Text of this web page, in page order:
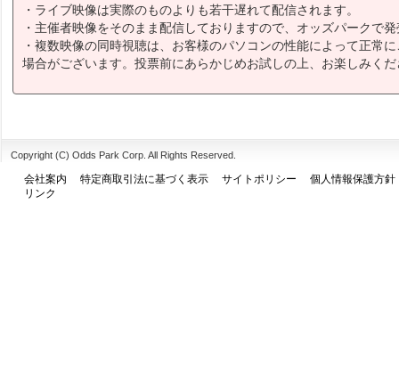
・ライブ映像は実際のものよりも若干遅れて配信されます。
・主催者映像をそのまま配信しておりますので、オッズパークで
・複数映像の同時視聴は、お客様のパソコンの性能によって正常
場合がございます。投票前にあらかじめお試しの上、お楽しみく
Copyright (C) Odds Park Corp. All Rights Reserved.
会社案内 特定商取引法に基づく表示 サイトポリシー
個人情報保護方針
リンク